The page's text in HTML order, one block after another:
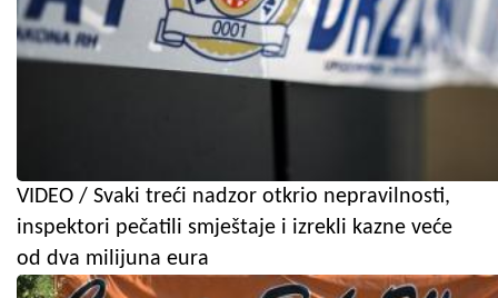
VIDEO / Svaki treći nadzor otkrio nepravilnosti,
inspektori pečatili smještaje i izrekli kazne veće
od dva milijuna eura